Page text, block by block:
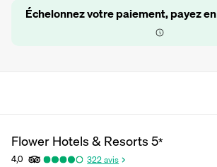
Échelonnez votre paiement, payez en
Flower Hotels & Resorts5*
4,0 322avis